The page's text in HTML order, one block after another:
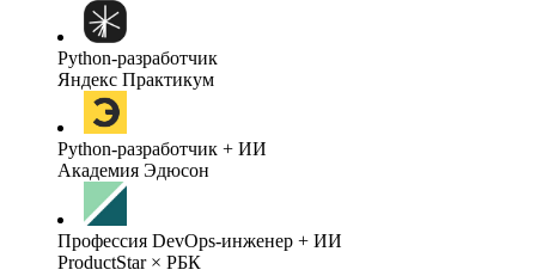
Python-разработчик
Яндекс Практикум
Python-разработчик + ИИ
Академия Эдюсон
Профессия DevOps-инженер + ИИ
ProductStar × РБК